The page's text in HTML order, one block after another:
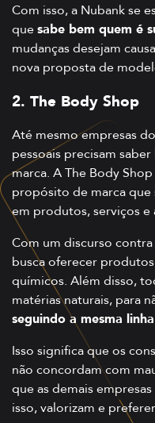
Com isso, a Nubank se
quesabe bem quem é
mudanças desejam
nova proposta de
2. The Body Shop
Até mesmo empresas
pessoais precisam
marca. A The Body
propósito de marca que
em produtos, serviços e
Com um discurso
busca oferecer
químicos. Além disso,
matérias naturais, para
seguindo a mesma
Isso significa que os
não concordam com
que as demais
isso, valorizam e